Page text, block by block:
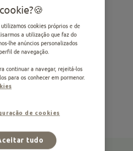
cookies próprios e de
a utilização que faz do
lhe anúncios personalizados
de navegação.
continuar a navegar, rejeitá-los
para os conhecer em pormenor.
de cookies
tudo